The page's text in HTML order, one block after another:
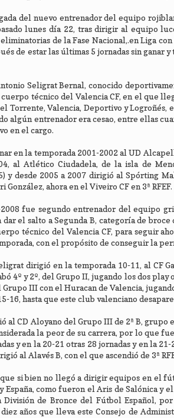
del nuevo entrenador del equipo
lunes día 22, tras dirigir al equipo
de la Fase Nacional,.en Liga
de estar las últimas 5 jornadas sin
Seligrat Bernal, conocido
técnico del Valencia CF, en el que
Torrente, Valencia, Deportivo y
algún entrenador era cesao, entre ellas
en el cargo.
en la temporada 2001-2002 al UD
al Atlético Ciudadela, de la isla de
y desde 2005 a 2007 dirigió al Spórting
ahora en el Viveiro CF en 3ª RFEF.
fue segundo entrenador del equipo
dar el salto a Segunda B, categoría de
técnico del Valencia CF, para seguir
con el propósito de conseguir la
dirigió en la temporada 10-11, al CF
4º y 2º, del Grupo II, jugando los dos
Grupo III con el Huracan de Valencia,
16, hasta que este club valenciano
al CD Aloyano del Grupo III de 2ª B, grupo
la peor de su carrera, por lo que
y en la 20-21 otras 28 jornadas y en la
al Alavés B, con el que ascendió de 3ª
si bien no llegó a dirigir equipos en el
España, como fueron el Aris de Salónica y
de Bronce del Fútbol Español,
años que lleva este Consejo de